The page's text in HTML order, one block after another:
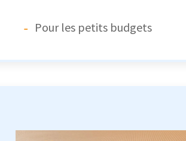
Pour les petits budgets